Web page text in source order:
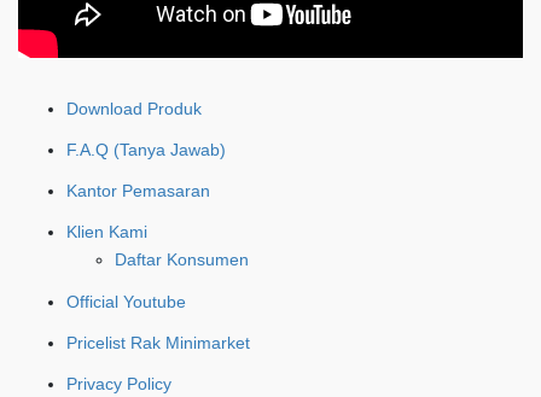
Download Produk
F.A.Q (Tanya Jawab)
Kantor Pemasaran
Klien Kami
Daftar Konsumen
Official Youtube
Pricelist Rak Minimarket
Privacy Policy